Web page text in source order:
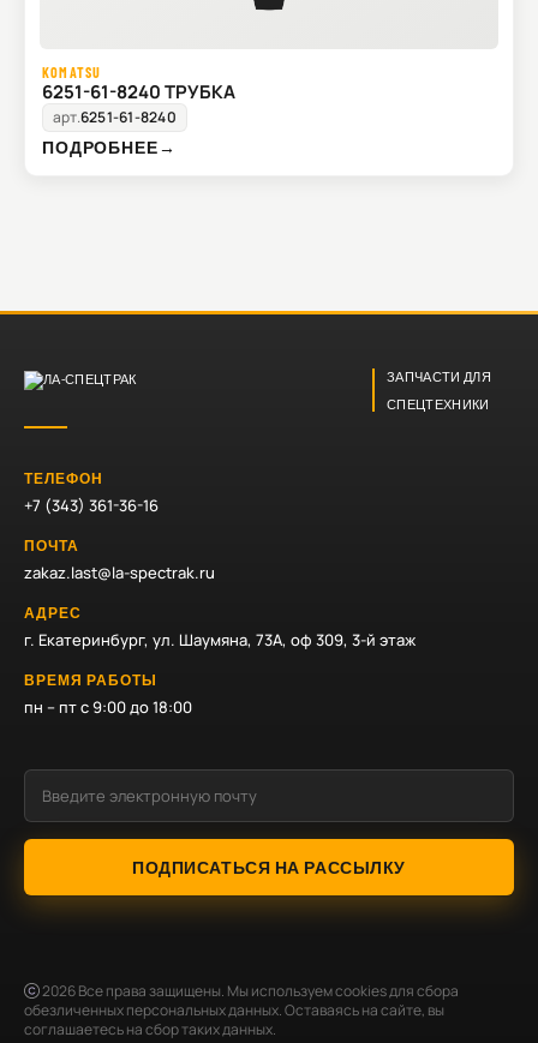
KOMATSU
6251-61-8240 ТРУБКА
арт.6251-61-8240
ПОДРОБНЕЕ→
ЗАПЧАСТИ ДЛЯ
СПЕЦТЕХНИКИ
ТЕЛЕФОН
+7 (343) 361-36-16
ПОЧТА
zakaz.last@la-spectrak.ru
АДРЕС
г. Екатеринбург, ул. Шаумяна, 73А, оф 309, 3-й этаж
ВРЕМЯ РАБОТЫ
пн – пт с 9:00 до 18:00
ПОДПИСАТЬСЯ НА РАССЫЛКУ
2026Все права защищены. Мы используем cookies для сбора
обезличенных персональных данных. Оставаясь на сайте, вы
соглашаетесь на сбор таких данных.